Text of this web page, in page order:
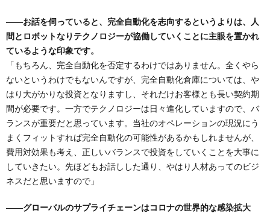
――お話を伺っていると、完全自動化を志向するというよりは、人
間とロボットなりテクノロジーが協働していくことに主眼を置かれ
ているような印象です。
「もちろん、完全自動化を否定するわけではありません。全くやら
ないというわけでもないんですが、完全自動化倉庫については、や
はり大がかりな投資となりますし、それだけお客様とも長い契約期
間が必要です。一方でテクノロジーは日々進化していますので、バ
ランスが重要だと思っています。当社のオペレーションの現況にう
まくフィットすれば完全自動化の可能性があるかもしれませんが、
費用対効果も考え、正しいバランスで投資をしていくことを大事に
していきたい。先ほどもお話しした通り、やはり人材あってのビジ
ネスだと思いますので」
――グローバルのサプライチェーンはコロナの世界的な感染拡大